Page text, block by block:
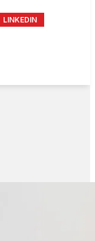
LINKEDIN